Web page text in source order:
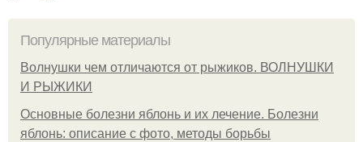
Популярные материалы
Волнушки чем отличаются от рыжиков. ВОЛНУШКИ
И РЫЖИКИ
Основные болезни яблонь и их лечение. Болезни
яблонь: описание с фото, методы борьбы